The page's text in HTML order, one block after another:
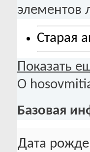
элементов
Старая
Показать
О
Базовая
Дата